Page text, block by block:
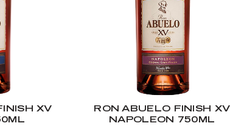
XV
RON ABUELO FINISH XV
NAPOLEON 750ML